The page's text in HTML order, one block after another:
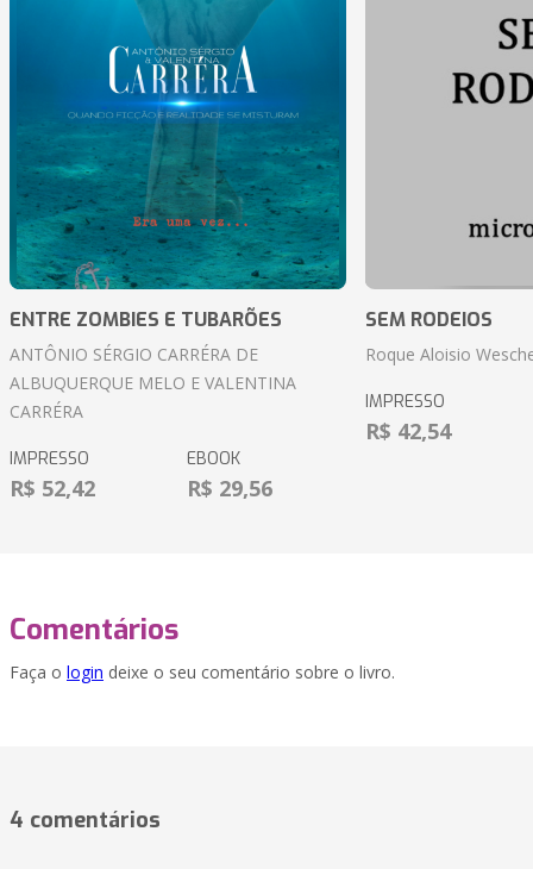
ENTRE ZOMBIES E TUBARÕES
ANTÔNIO SÉRGIO CARRÉRA DE
ALBUQUERQUE MELO E VALENTINA
CARRÉRA
IMPRESSO
R$ 52,42
EBOOK
R$ 29,56
SEM RODEIOS
Roque Aloisio
IMPRESSO
R$ 42,54
Comentários
Faça o login deixe o seu comentário sobre o livro.
4 comentários